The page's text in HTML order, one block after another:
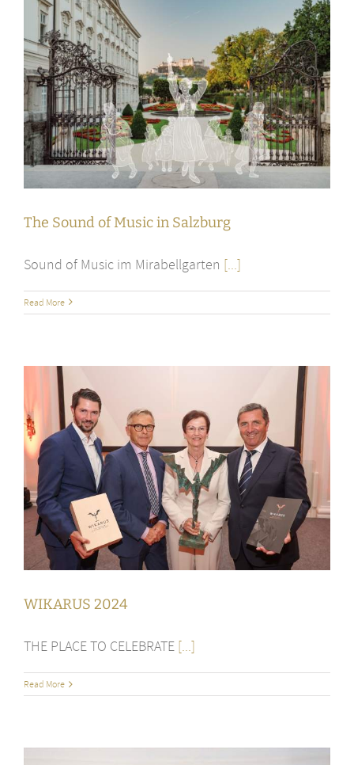
The Sound of Music in Salzburg
Sound of Music im Mirabellgarten [...]
Read More
WIKARUS 2024
THE PLACE TO CELEBRATE [...]
Read More